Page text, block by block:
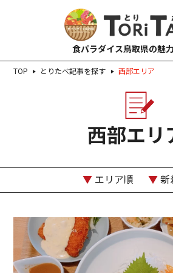
食パラダイス鳥取県の魅
TOP とりたべ記事を探す 西部エリア
西部エリ
▼ エリア順 ▼ 新